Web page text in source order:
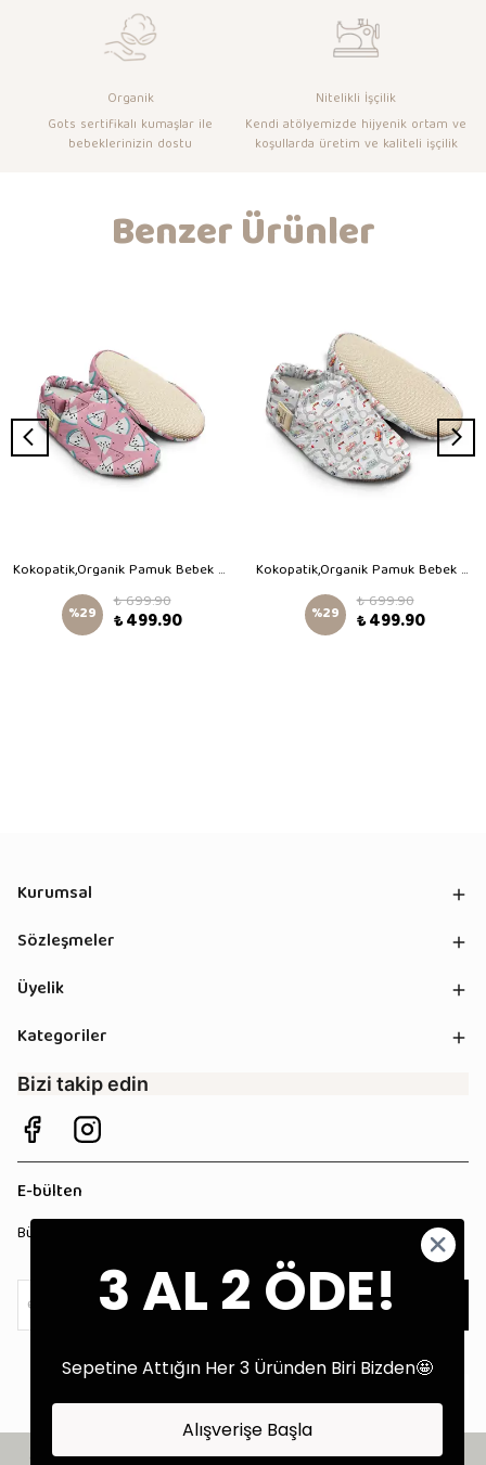
Organik
Gots sertifikalı kumaşlar ile
bebeklerinizin dostu
Nitelikli İşçilik
Kendi atölyemizde hijyenik ortam ve
koşullarda üretim ve kaliteli işçilik
Benzer Ürünler
Kokopatik,Organik Pamuk Bebek Patiği,Kaydırmaz Taban,Yenidoğan Patik,Ev Kreş Ayakkabısı,Pembiş Karpuz Desen Patik
%29 ₺ 699.90
₺ 499.90
Kokopatik,Organik Pamuk Bebek Patiği,Kaydırmaz Taban,Yenidoğan Patik,Ev Kreş Ayakkabısı,Büyük Macera Trafikte Desen Patik
%29 ₺ 699.90
₺ 499.90
Kurumsal
Sözleşmeler
Üyelik
Kategoriler
Bizi takip edin
E-bülten
Bültenimize kaydolun, tüm kampanyalardan anında haberdar olun!
©2025 Tüm Hakları Saklıdır - Tekstil Performans Pazarlama Ajansı:
3 AL 2 ÖDE!
Sepetine Attığın Her 3 Üründen Biri Bizden🤩
Alışverişe Başla